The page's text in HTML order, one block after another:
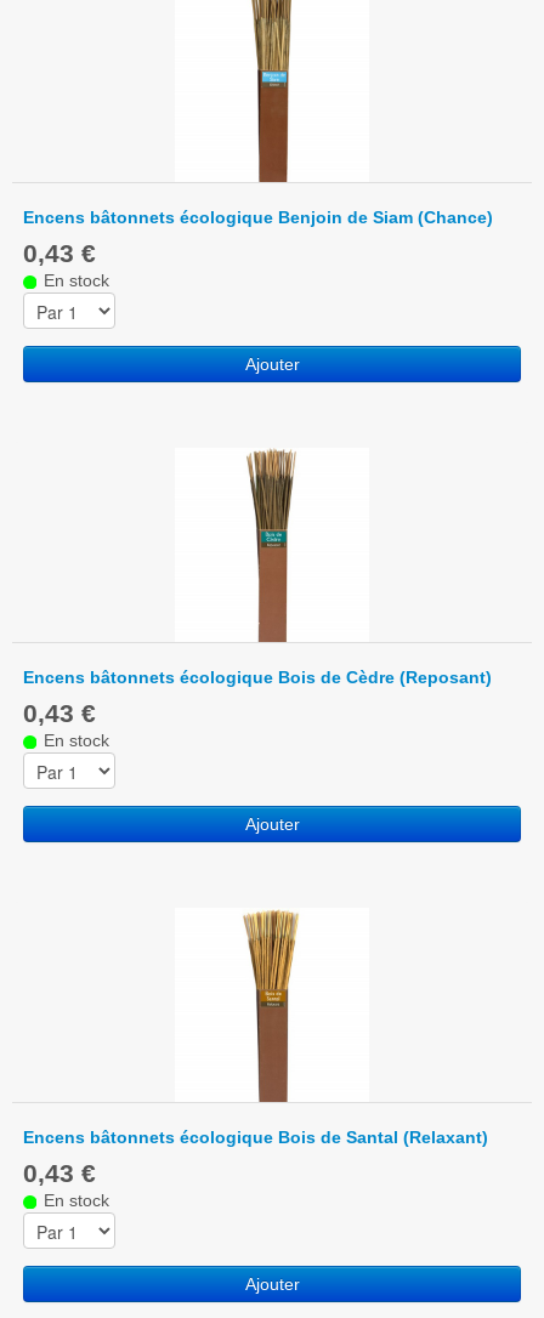
Encens bâtonnets écologique Benjoin de Siam (Chance)
0,43 €
En stock
Ajouter
Encens bâtonnets écologique Bois de Cèdre (Reposant)
0,43 €
En stock
Ajouter
Encens bâtonnets écologique Bois de Santal (Relaxant)
0,43 €
En stock
Ajouter